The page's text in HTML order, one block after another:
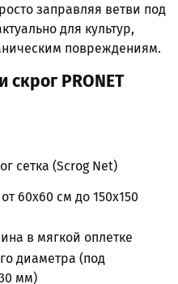
заправляя ветви под
для культур,
повреждениям.
скрог PRONET
сетка (Scrog Net)
60x60 см до 150x150
в мягкой оплетке
диаметра (под
мм)